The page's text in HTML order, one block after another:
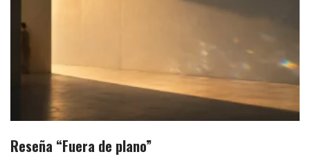
Reseña “Fuera de plano”